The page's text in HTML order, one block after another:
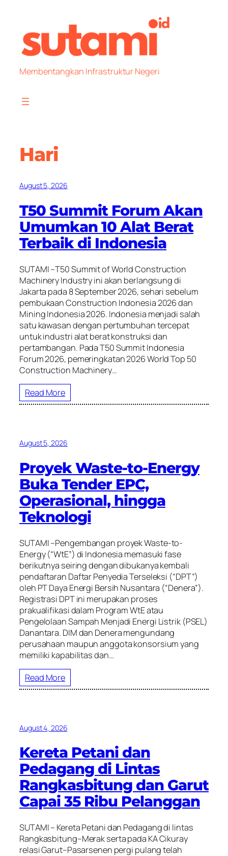
content
Membentangkan Infrastruktur Negeri
Hari
August 5, 2026
T50 Summit Forum Akan
Umumkan 10 Alat Berat
Terbaik di Indonesia
SUTAMI –T50 Summit of World Construction
Machinery Industry ini akan berlangsung di
Jakarta pada 8 September 2026, sehari sebelum
pembukaan Construction Indonesia 2026 dan
Mining Indonesia 2026. Indonesia menjadi salah
satu kawasan dengan pertumbuhan tercepat
untuk industri alat berat konstruksi dan
pertambangan. Pada T50 Summit Indonesia
Forum 2026, pemeringkatan 2026 World Top 50
Construction Machinery…
Read More
August 5, 2026
Proyek Waste-to-Energy
Buka Tender EPC,
Operasional, hingga
Teknologi
SUTAMI –Pengembangan proyek Waste-to-
Energy (“WtE”) di Indonesia memasuki fase
berikutnya seiring dengan dibukanya kembali
pendaftaran Daftar Penyedia Terseleksi (“DPT”)
oleh PT Daya Energi Bersih Nusantara (“Denera”).
Registrasi DPT ini merupakan proses
prakualifikasi dalam Program WtE atau
Pengelolaan Sampah Menjadi Energi Listrik (PSEL)
Danantara. DIM dan Denera mengundang
perusahaan maupun anggota konsorsium yang
memiliki kapabilitas dan…
Read More
August 4, 2026
Kereta Petani dan
Pedagang di Lintas
Rangkasbitung dan Garut
Capai 35 Ribu Pelanggan
SUTAMI – Kereta Petani dan Pedagang di lintas
Rangkasbitung–Merak serta pada KA Cikuray
relasi Garut–Pasarsenen pergi pulang telah